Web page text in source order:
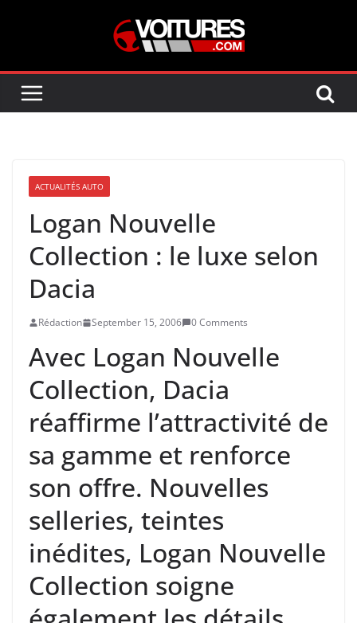
ACTUALITÉS AUTO
Logan Nouvelle
Collection : le luxe selon
Dacia
Rédaction September 15, 2006 0 Comments
Avec Logan Nouvelle
Collection, Dacia
réaffirme l’attractivité de
sa gamme et renforce
son offre. Nouvelles
selleries, teintes
inédites, Logan Nouvelle
Collection soigne